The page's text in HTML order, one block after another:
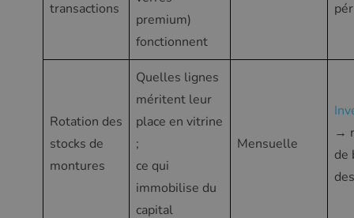
transactions
premium)
fonctionnent
Rotation des
stocks de
montures
Quelles lignes
méritent leur
place en vitrine
;
ce qui
immobilise du
capital
Mensuelle
→
de